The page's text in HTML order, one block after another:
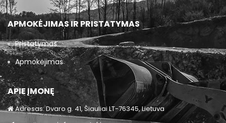
APMOKĖJIMAS IR PRISTATYMAS
Pristatymas
Apmokėjimas
APIE ĮMONĘ
Adresas: Dvaro g. 41, Šiauliai LT-76345, Lietuva